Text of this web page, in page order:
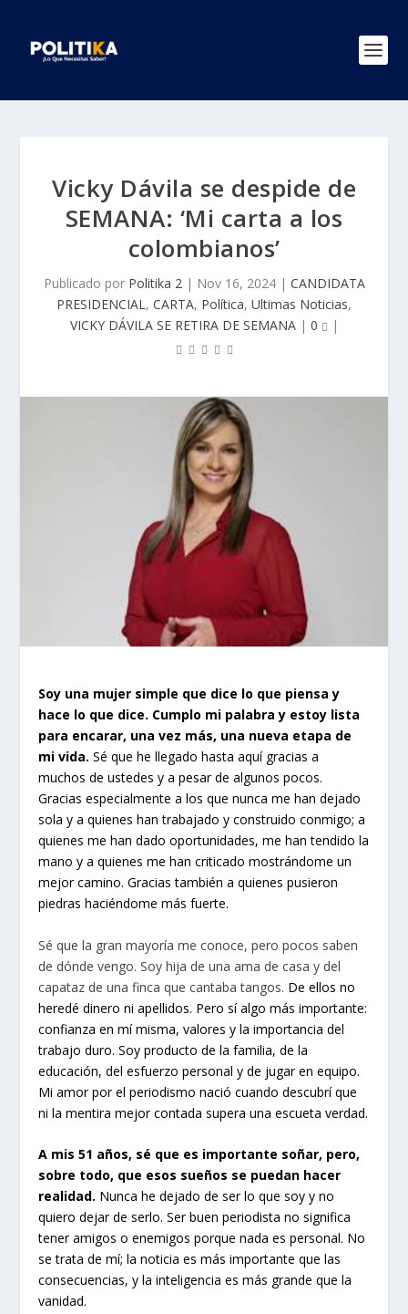
Vicky Dávila se despide de
SEMANA: ‘Mi carta a los
colombianos’
Publicado por Politika 2| Nov 16, 2024| CANDIDATA
PRESIDENCIAL, CARTA, Política, Ultimas Noticias,
VICKY DÁVILA SE RETIRA DE SEMANA| 0 |
Soy una mujer simple que dice lo que piensa y
hace lo que dice. Cumplo mi palabra y estoy lista
para encarar, una vez más, una nueva etapa de
mi vida. Sé que he llegado hasta aquí gracias a
muchos de ustedes y a pesar de algunos pocos.
Gracias especialmente a los que nunca me han dejado
sola y a quienes han trabajado y construido conmigo; a
quienes me han dado oportunidades, me han tendido la
mano y a quienes me han criticado mostrándome un
mejor camino. Gracias también a quienes pusieron
piedras haciéndome más fuerte.
Sé que la gran mayoría me conoce, pero pocos saben
de dónde vengo. Soy hija de una ama de casa y del
capataz de una finca que cantaba tangos. De ellos no
heredé dinero ni apellidos. Pero sí algo más importante:
confianza en mí misma, valores y la importancia del
trabajo duro. Soy producto de la familia, de la
educación, del esfuerzo personal y de jugar en equipo.
Mi amor por el periodismo nació cuando descubrí que
ni la mentira mejor contada supera una escueta verdad.
A mis 51 años, sé que es importante soñar, pero,
sobre todo, que esos sueños se puedan hacer
realidad. Nunca he dejado de ser lo que soy y no
quiero dejar de serlo. Ser buen periodista no significa
tener amigos o enemigos porque nada es personal. No
se trata de mí; la noticia es más importante que las
consecuencias, y la inteligencia es más grande que la
vanidad.